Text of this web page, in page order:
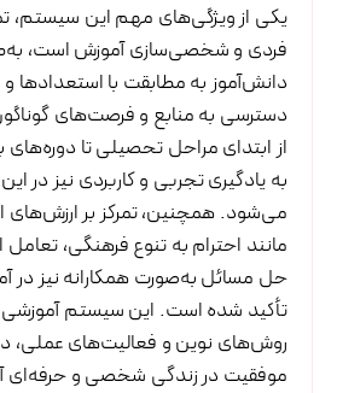
یکی از ویژگی‌های مهم این سیستم،
فردی و شخصی‌سازی آموزش است،
دانش‌آموز به مطابقت با استعدادها
دسترسی به منابع و فرصت‌های گوناگون
از ابتدای مراحل تحصیلی تا دوره‌های
به یادگیری تجربی و کاربردی نیز در
می‌شود. همچنین، تمرکز بر ارزش‌های
مانند احترام به تنوع فرهنگی،
حل مسائل به‌صورت همکارانه نیز در
تأکید شده است. این سیستم آموزشی
روش‌های نوین و فعالیت‌های عملی،
موفقیت در زندگی شخصی و حرفه‌ای